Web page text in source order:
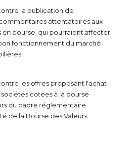
la publication de
attentatoires aux
en bourse, qui pourraient affecter
fonctionnement du marché
les offres proposant l'achat
cotées à la bourse
du cadre réglementaire
de la Bourse des Valeurs